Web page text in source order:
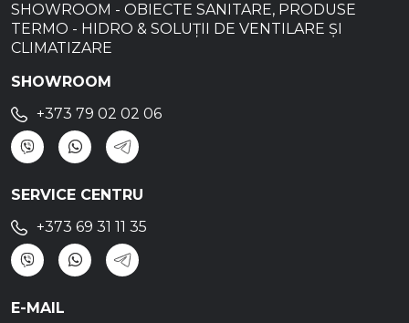
SHOWROOM - OBIECTE SANITARE, PRODUSE
TERMO - HIDRO & SOLUȚII DE VENTILARE ȘI
CLIMATIZARE
SHOWROOM
+373 79 02 02 06
SERVICE CENTRU
+373 69 31 11 35
E-MAIL